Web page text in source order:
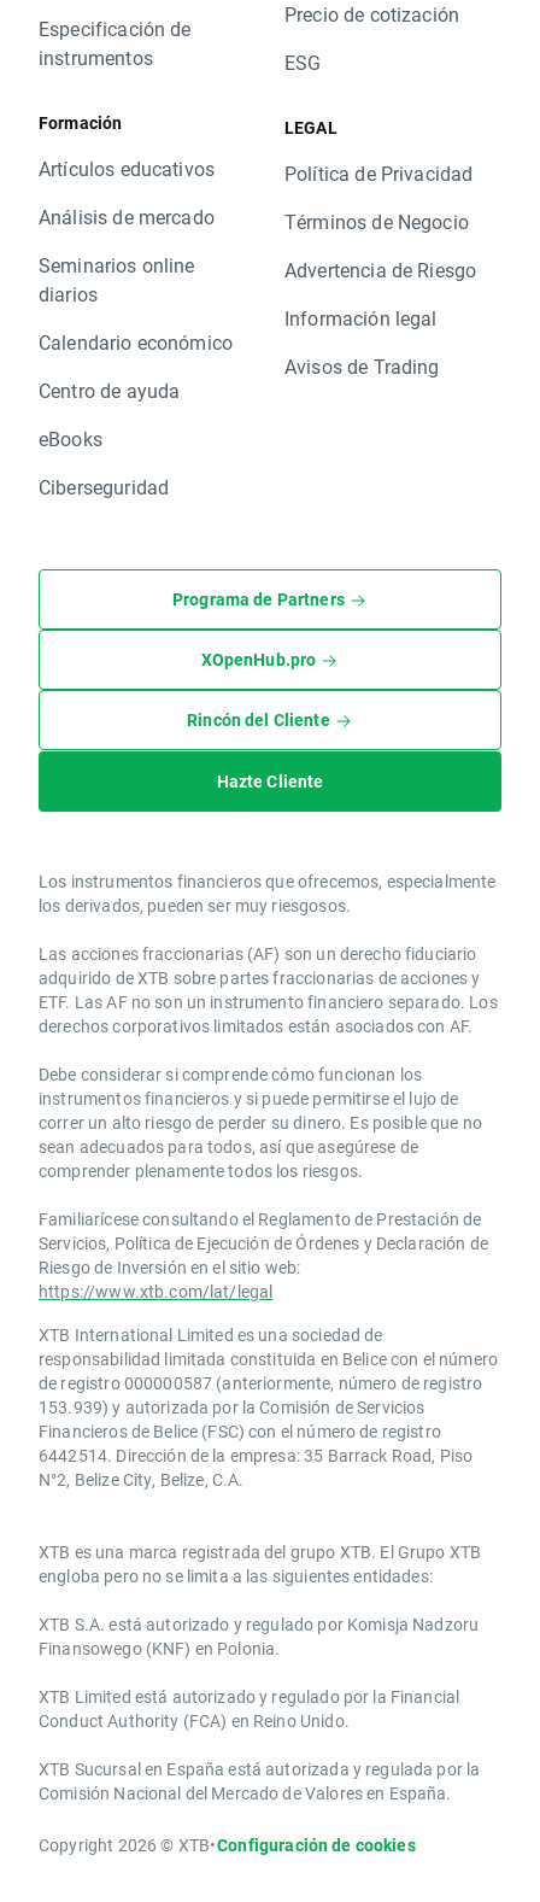
Especificación de
instrumentos
Formación
Artículos educativos
Análisis de mercado
Seminarios online
diarios
Calendario económico
Centro de ayuda
eBooks
Ciberseguridad
Precio de cotización
ESG
LEGAL
Política de Privacidad
Términos de Negocio
Advertencia de Riesgo
Información legal
Avisos de Trading
Programa de Partners
XOpenHub.pro
Rincón del Cliente
Hazte Cliente
Los instrumentos financieros que ofrecemos, especialmente
los derivados, pueden ser muy riesgosos.
Las acciones fraccionarias (AF) son un derecho fiduciario
adquirido de XTB sobre partes fraccionarias de acciones y
ETF. Las AF no son un instrumento financiero separado. Los
derechos corporativos limitados están asociados con AF.
Debe considerar si comprende cómo funcionan los
instrumentos financieros y si puede permitirse el lujo de
correr un alto riesgo de perder su dinero. Es posible que no
sean adecuados para todos, así que asegúrese de
comprender plenamente todos los riesgos.
Familiarícese consultando el Reglamento de Prestación de
Servicios, Política de Ejecución de Órdenes y Declaración de
Riesgo de Inversión en el sitio web:
https://www.xtb.com/lat/legal
XTB International Limited es una sociedad de
responsabilidad limitada constituida en Belice con el número
de registro 000000587 (anteriormente, número de registro
153.939) y autorizada por la Comisión de Servicios
Financieros de Belice (FSC) con el número de registro
6442514. Dirección de la empresa: 35 Barrack Road, Piso
N°2, Belize City, Belize, C.A.
​​XTB es una marca registrada del grupo XTB. El Grupo XTB
engloba pero no se limita a las siguientes entidades:
XTB S.A.​ está autorizado y regulado por Komisja Nadzoru
Finansowego (KNF) ​en Polonia.
XTB Limited ​está autorizado y regulado por la ​Financial
Conduct Authority ​(FCA) en ​​Reino Unido.
XTB Sucursal en España está autorizada y regulada por la
Comisión Nacional del Mercado de Valores en España.
Copyright 2026 © XTB•Configuración de cookies